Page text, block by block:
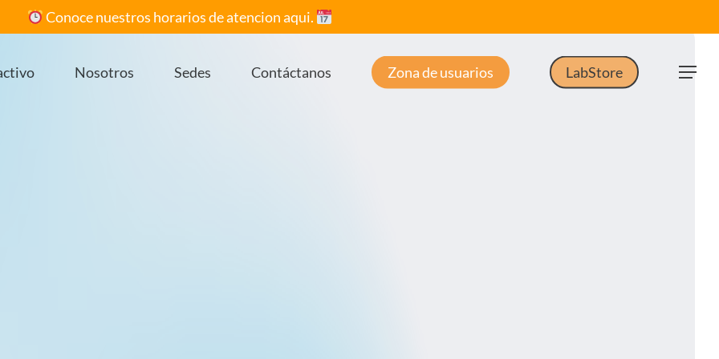
Conoce nuestros horarios de atencion aqui.
Nosotros Sedes Contáctanos Zona de usuarios LabStore Menu